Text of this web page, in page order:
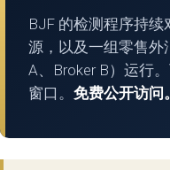
BJF 的检测程序持
源，以及一组零售外
A、Broker B）运行
窗口。 免费公开访问